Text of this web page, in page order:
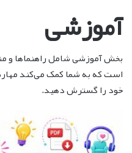
آموزشی
بخش آموزشی شامل راهنماها و
است که به شما کمک می‌کند
خود را گسترش دهید.